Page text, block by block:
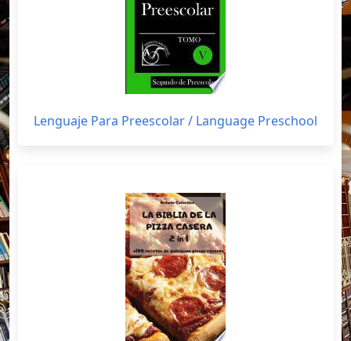
Lenguaje Para Preescolar / Language Preschool